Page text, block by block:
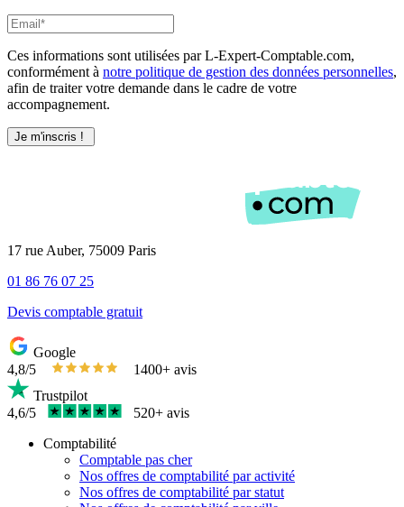
Ces informations sont utilisées par L-Expert-Comptable.com,
conformément à notre politique de gestion des données personnelles,
afin de traiter votre demande dans le cadre de votre
accompagnement.
17 rue Auber, 75009 Paris
01 86 76 07 25
Devis comptable gratuit
Google
4,8/5
1400+ avis
Trustpilot
4,6/5
520+ avis
Comptabilité
Comptable pas cher
Nos offres de comptabilité par activité
Nos offres de comptabilité par statut